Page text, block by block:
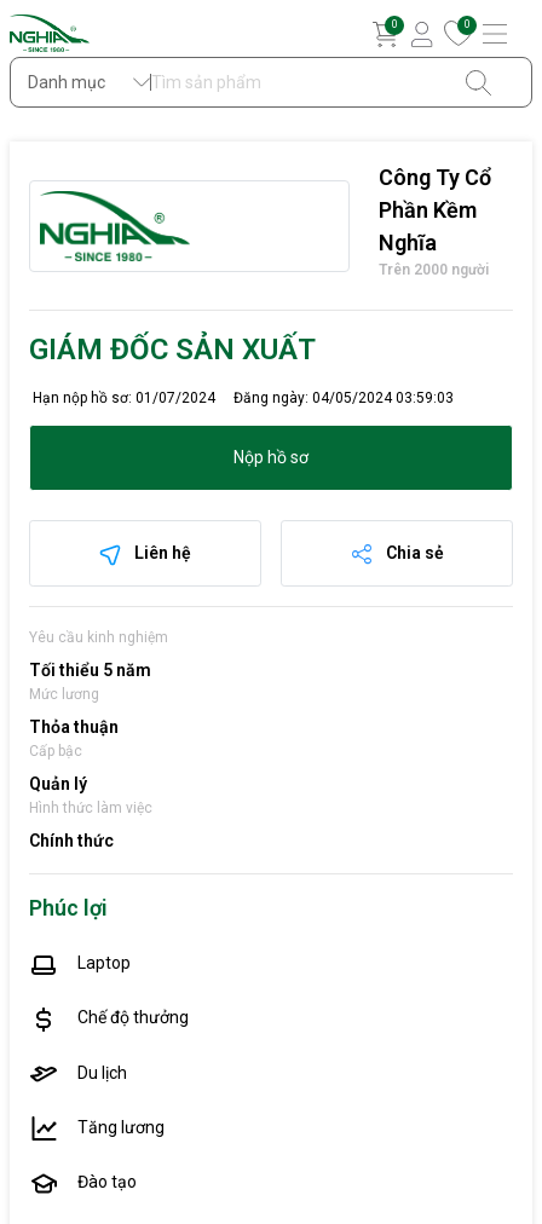
Danh mục
0 0
Công Ty Cổ
Phần Kềm
Nghĩa
Trên 2000 người
GIÁM ĐỐC SẢN XUẤT
Hạn nộp hồ sơ: 01/07/2024 Đăng ngày: 04/05/2024 03:59:03
Nộp hồ sơ
Liên hệ Chia sẻ
Yêu cầu kinh nghiệm
Tối thiểu 5 năm
Mức lương
Thỏa thuận
Cấp bậc
Quản lý
Hình thức làm việc
Chính thức
Phúc lợi
Laptop
Chế độ thưởng
Du lịch
Tăng lương
Đào tạo